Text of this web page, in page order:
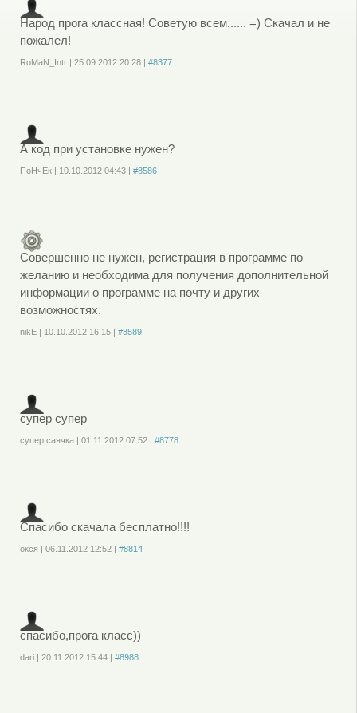
Народ прога классная! Советую всем...... =) Скачал и не
пожалел!
RoMaN_Intr| 25.09.2012 20:28| #8377
А код при установке нужен?
ПоНчЕк| 10.10.2012 04:43| #8586
Совершенно не нужен, регистрация в программе по
желанию и необходима для получения дополнительной
информации о программе на почту и других
возможностях.
nikE| 10.10.2012 16:15| #8589
супер супер
супер саячка| 01.11.2012 07:52| #8778
Спасибо скачала бесплатно!!!!
окся 06.11.2012 12:52| #8814
спасибо,прога класс))
dari| 20.11.2012 15:44| #8988